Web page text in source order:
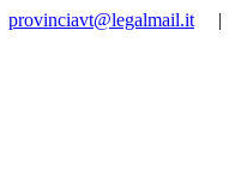
provinciavt@legalmail.it |